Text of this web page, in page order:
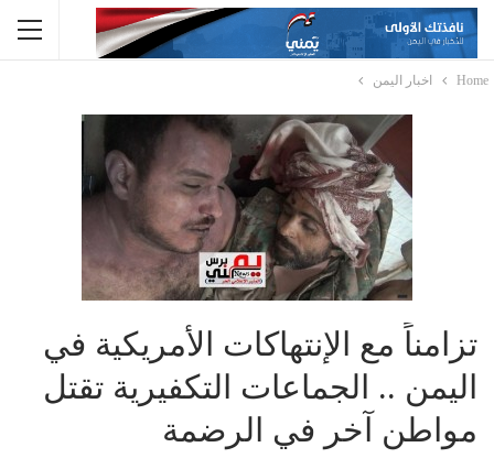
Home اخبار اليمن
تزامناً مع الإنتهاكات الأمريكية في
اليمن .. الجماعات التكفيرية تقتل
مواطن آخر في الرضمة